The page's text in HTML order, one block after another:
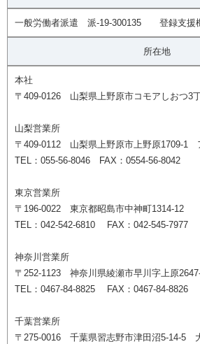
一般労働者派遣 派-19-300135 登録支援
所在地
本社
〒409-0126 山梨県上野原市コモアしおつ3
山梨営業所
〒409-0112 山梨県上野原市上野原1709-1
TEL：055-56-8046 FAX：0554-56-8042
東京営業所
〒196-0022 東京都昭島市中神町1314-12
TEL：042-542-6810 FAX：042-545-7977
神奈川営業所
〒252-1123 神奈川県綾瀬市早川字上原
TEL：0467-84-8825 FAX：0467-84-8826
千葉営業所
〒275-0016 千葉県習志野市津田沼5-14-5